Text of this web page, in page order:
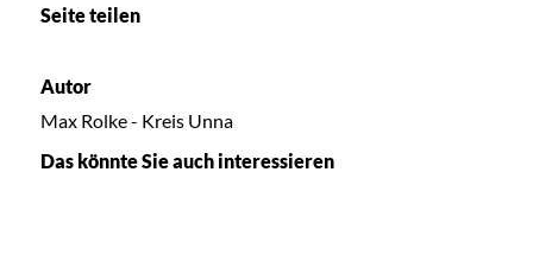
Seite teilen
Autor
Max Rolke - Kreis Unna
Das könnte Sie auch interessieren